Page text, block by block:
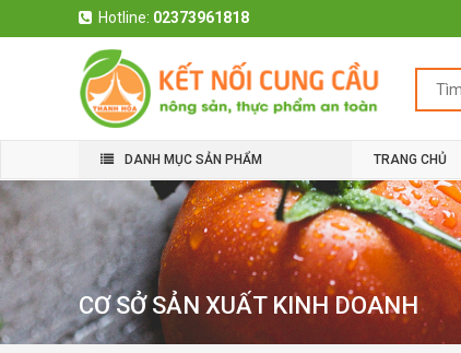
Hotline: 02373961818
DANH MỤC SẢN PHẨM TRANG CHỦ
CƠ SỞ SẢN XUẤT KINH DOANH